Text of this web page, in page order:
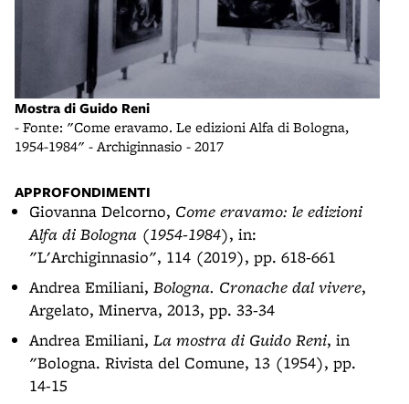
Mostra di Guido Reni
- Fonte: "Come eravamo. Le edizioni Alfa di Bologna,
1954-1984" - Archiginnasio - 2017
APPROFONDIMENTI
Giovanna Delcorno, Come eravamo: le edizioni
Alfa di Bologna (1954-1984), in:
"L'Archiginnasio", 114 (2019), pp. 618-661
Andrea Emiliani, Bologna. Cronache dal vivere,
Argelato, Minerva, 2013, pp. 33-34
Andrea Emiliani, La mostra di Guido Reni, in
"Bologna. Rivista del Comune, 13 (1954), pp.
14-15